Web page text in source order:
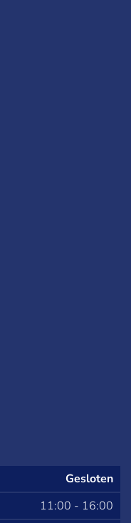
Gesloten
11:00 - 16:00